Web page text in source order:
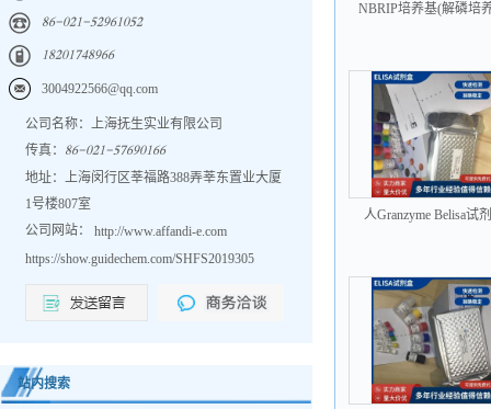
𐀒𐀕𐀖𐀐𐀑𐀍𐀖𐀎𐀑𐀓𐀕𐀍𐀐𐀎𐀑
𐀍𐀒𐀑𐀐𐀍𐀔𐀗𐀒𐀓𐀕𐀕
3004922566@qq.com
公司名称：上海抚生实业有限公司
传真：
𐀒𐀕𐀖𐀐𐀑𐀍𐀖𐀎𐀔𐀕𐀓𐀐𐀍𐀕𐀕
地址：上海闵行区莘福路388弄莘东置业大厦
1号楼807室
公司网站： http://www.affandi-e.com
https://show.guidechem.com/SHFS2019305
站内搜索
NBRIP培养基(解磷培
人Granzyme Belisa试